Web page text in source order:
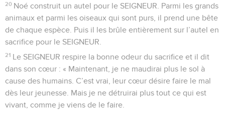
20 Noé construit un autel pour le SEIGNEUR. Parmi les grands
animaux et parmi les oiseaux qui sont purs, il prend une bête
de chaque espèce. Puis il les brûle entièrement sur l’autel en
sacrifice pour le SEIGNEUR.
21 Le SEIGNEUR respire la bonne odeur du sacrifice et il dit
dans son cœur : « Maintenant, je ne maudirai plus le sol à
cause des humains. C’est vrai, leur cœur désire faire le mal
dès leur jeunesse. Mais je ne détruirai plus tout ce qui est
vivant, comme je viens de le faire.